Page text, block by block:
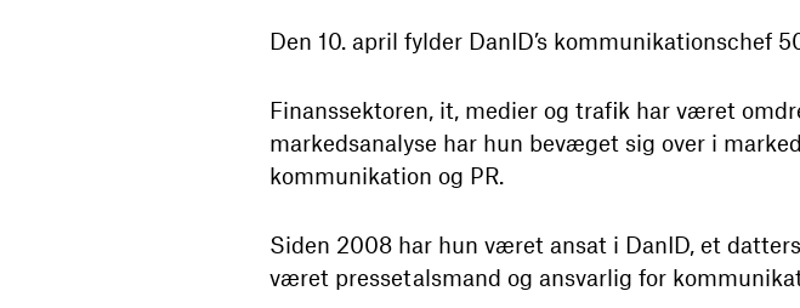
Den 10. april fylder DanID’s kommunikationschef
Finanssektoren, it, medier og trafik har været
markedsanalyse har hun bevæget sig over i
kommunikation og PR.
Siden 2008 har hun været ansat i DanID, et
været pressetalsmand og ansvarlig for